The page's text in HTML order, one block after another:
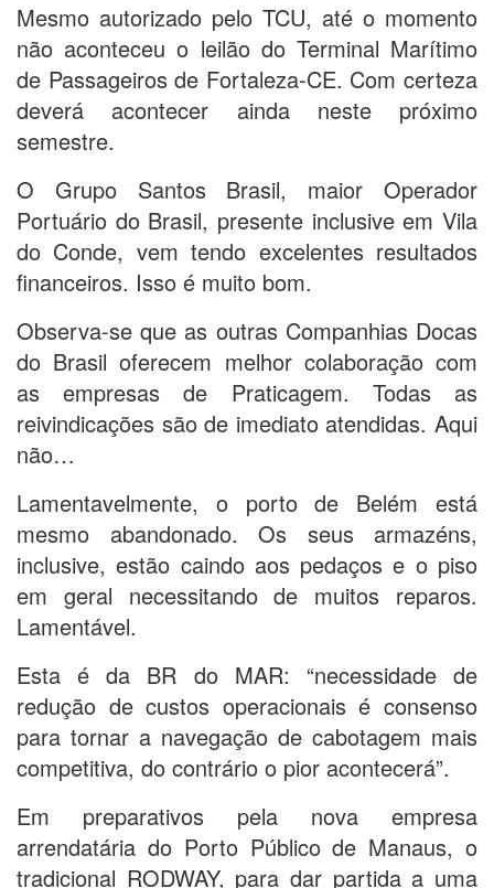
Mesmo autorizado pelo TCU, até o momento
não aconteceu o leilão do Terminal Marítimo
de Passageiros de Fortaleza-CE. Com certeza
deverá acontecer ainda neste próximo
semestre.
O Grupo Santos Brasil, maior Operador
Portuário do Brasil, presente inclusive em Vila
do Conde, vem tendo excelentes resultados
financeiros. Isso é muito bom.
Observa-se que as outras Companhias Docas
do Brasil oferecem melhor colaboração com
as empresas de Praticagem. Todas as
reivindicações são de imediato atendidas. Aqui
não…
Lamentavelmente, o porto de Belém está
mesmo abandonado. Os seus armazéns,
inclusive, estão caindo aos pedaços e o piso
em geral necessitando de muitos reparos.
Lamentável.
Esta é da BR do MAR: “necessidade de
redução de custos operacionais é consenso
para tornar a navegação de cabotagem mais
competitiva, do contrário o pior acontecerá”.
Em preparativos pela nova empresa
arrendatária do Porto Público de Manaus, o
tradicional RODWAY, para dar partida a uma